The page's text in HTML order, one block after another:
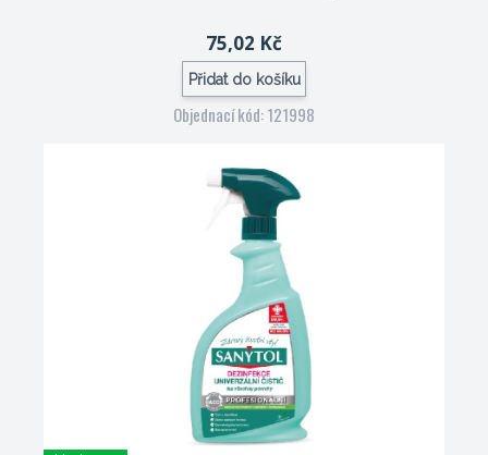
75,02 Kč
Přidat do košíku
Objednací kód: 121998